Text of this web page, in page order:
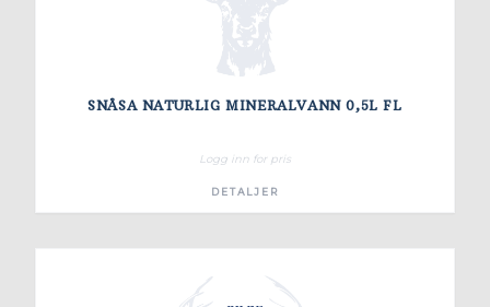
SNÅSA NATURLIG MINERALVANN 0,5L FL
Logg inn for pris
DETALJER